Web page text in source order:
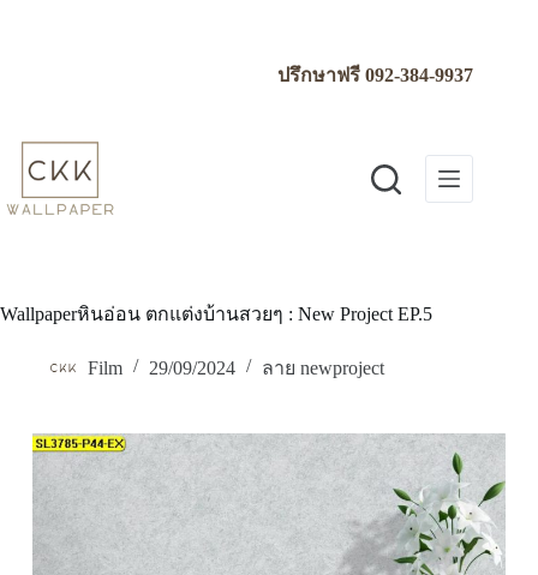
ปรึกษาฟรี092-384-9937
Wallpaperหินอ่อน ตกแต่งบ้านสวยๆ : New Project EP.5
Film 29/09/2024 ลาย newproject